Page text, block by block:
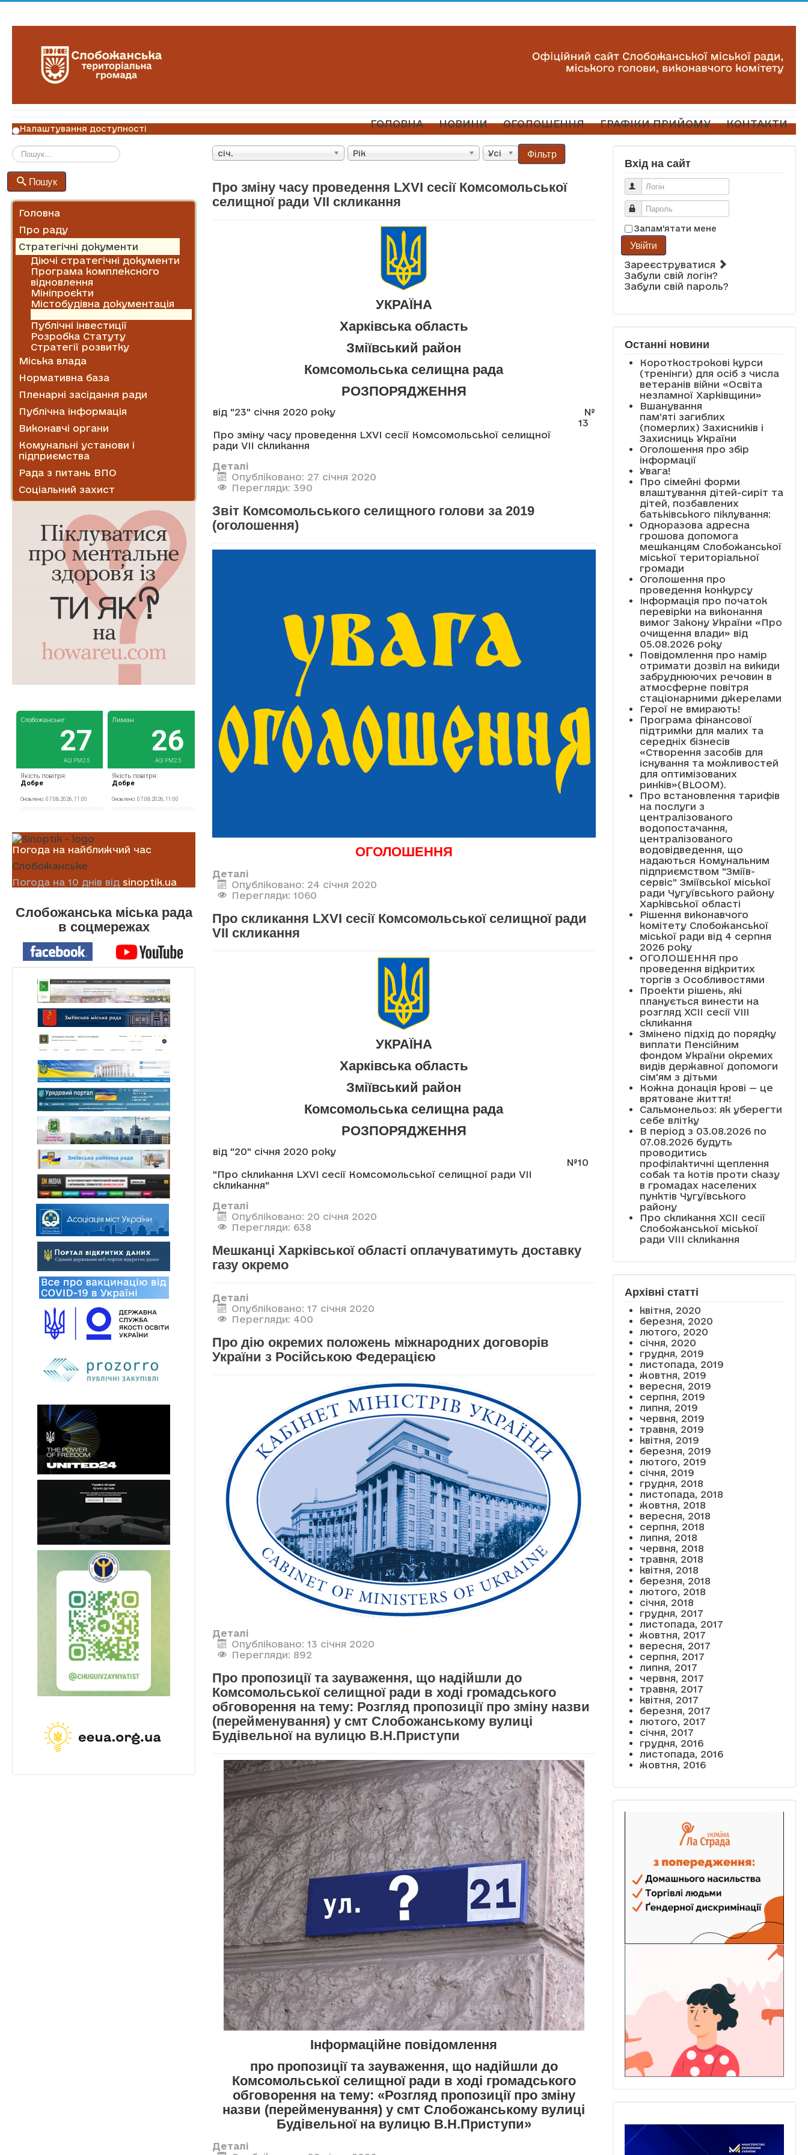
ГОЛОВНА НОВИНИ ОГОЛОШЕННЯ ГРАФІКИ ПРИЙОМУ КОНТАКТИ
Налаштування доступності
Пошук
Головна
Про раду
Стратегічні документи
Діючі стратегічні документи
Програма комплексного
відновлення
Мініпроєкти
Містобудівна документація
Публічні інвестиції
Розробка Статуту
Стратегії розвитку
Міська влада
Нормативна база
Пленарні засідання ради
Публічна інформація
Виконавчі органи
Комунальні установи і
підприємства
Рада з питань ВПО
Соціальний захист
Погода на найближчий час
Слобожанське
Погода на 10 днів від sinoptik.ua
Слобожанська міська рада
в соцмережах
січ. Рік Усі Фільтр
Про зміну часу проведення LXVI сесії Комсомольської
селищної ради VII скликання
УКРАЇНА
Харківська область
Зміївський район
Комсомольська селищна рада
РОЗПОРЯДЖЕННЯ
від "23" січня 2020 року
№
13
Про зміну часу проведення LXVI сесії Комсомольської селищної
ради VII скликання
Деталі
Опубліковано: 27 січня 2020
Перегляди: 390
Звіт Комсомольського селищного голови за 2019
(оголошення)
ОГОЛОШЕННЯ
Деталі
Опубліковано: 24 січня 2020
Перегляди: 1060
Про скликання LXVI сесії Комсомольської селищної ради
VII скликання
УКРАЇНА
Харківська область
Зміївський район
Комсомольська селищна рада
РОЗПОРЯДЖЕННЯ
від "20" січня 2020 року
№10
"Про скликання LXVI сесії Комсомольської селищної ради VII
скликання"
Деталі
Опубліковано: 20 січня 2020
Перегляди: 638
Мешканці Харківської області оплачуватимуть доставку
газу окремо
Деталі
Опубліковано: 17 січня 2020
Перегляди: 400
Про дію окремих положень міжнародних договорів
України з Російською Федерацією
Деталі
Опубліковано: 13 січня 2020
Перегляди: 892
Про пропозиції та зауваження, що надійшли до
Комсомольської селищної ради в ході громадського
обговорення на тему: Розгляд пропозиції про зміну назви
(перейменування) у смт Слобожанському вулиці
Будівельної на вулицю В.Н.Приступи
Інформаційне повідомлення
про пропозиції та зауваження, що надійшли до
Комсомольської селищної ради в ході громадського
обговорення на тему: «Розгляд пропозиції про зміну
назви (перейменування) у смт Слобожанському вулиці
Будівельної на вулицю В.Н.Приступи»
Деталі
Вхід на сайт
Логін
Пароль
Запам'ятати мене
Увійти
Зареєструватися
Забули свій логін?
Забули свій пароль?
Останні новини
Короткострокові курси
(тренінги) для осіб з числа
ветеранів війни «Освіта
незламної Харківщини»
Вшанування
пам’яті загиблих
(померлих) Захисників і
Захисниць України
Оголошення про збір
інформації
Увага!
Про сімейні форми
влаштування дітей-сиріт та
дітей, позбавлених
батьківського піклування:
Одноразова адресна
грошова допомога
мешканцям Слобожанської
міської територіальної
громади
Оголошення про
проведення конкурсу
Інформація про початок
перевірки на виконання
вимог Закону України «Про
очищення влади» від
05.08.2026 року
Повідомлення про намір
отримати дозвіл на викиди
забруднюючих речовин в
атмосферне повітря
стаціонарними джерелами
Герої не вмирають!
Програма фінансової
підтримки для малих та
середніх бізнесів
«Створення засобів для
існування та можливостей
для оптимізованих
ринків»(BLOOM).
Про встановлення тарифів
на послуги з
централізованого
водопостачання,
централізованого
водовідведення, що
надаються Комунальним
підприємством "Зміїв-
сервіс" Зміївської міської
ради Чугуївського району
Харківської області
Рішення виконавчого
комітету Слобожанської
міської ради від 4 серпня
2026 року
ОГОЛОШЕННЯ про
проведення відкритих
торгів з Особливостями
Проекти рішень, які
планується винести на
розгляд XCII сесії VІІІ
скликання
Змінено підхід до порядку
виплати Пенсійним
фондом України окремих
видів державної допомоги
сім'ям з дітьми
Кожна донація крові — це
врятоване життя!
Сальмонельоз: як уберегти
себе влітку
В період з 03.08.2026 по
07.08.2026 будуть
проводитись
профілактичні щеплення
собак та котів проти сказу
в громадах населених
пунктів Чугуївського
району
Про скликання XCII сесії
Слобожанської міської
ради VIII скликання
Архівні статті
квітня, 2020
березня, 2020
лютого, 2020
січня, 2020
грудня, 2019
листопада, 2019
жовтня, 2019
вересня, 2019
серпня, 2019
липня, 2019
червня, 2019
травня, 2019
квітня, 2019
березня, 2019
лютого, 2019
січня, 2019
грудня, 2018
листопада, 2018
жовтня, 2018
вересня, 2018
серпня, 2018
липня, 2018
червня, 2018
травня, 2018
квітня, 2018
березня, 2018
лютого, 2018
січня, 2018
грудня, 2017
листопада, 2017
жовтня, 2017
вересня, 2017
серпня, 2017
липня, 2017
червня, 2017
травня, 2017
квітня, 2017
березня, 2017
лютого, 2017
січня, 2017
грудня, 2016
листопада, 2016
жовтня, 2016